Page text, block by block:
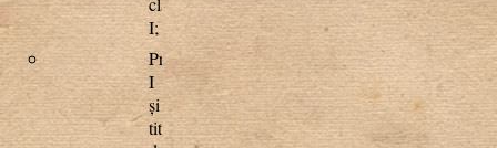
I;
Premiul
I
şi
titlul